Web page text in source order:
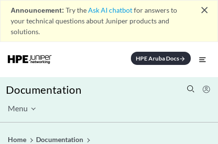
Announcement: Try theAsk AI chatbotfor answers to
your technical questions about Juniper products and
solutions.
close
HPE Aruba Docsarrow_forward
Documentation
Menu
Home
Documentation